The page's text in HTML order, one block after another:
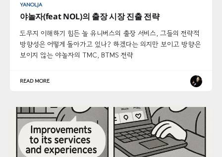
YANOLJA
야놀자(feat NOL)의 출장 시장 진출 전략
도무지 이해하기 힘든 놀 유니버스의 출장 서비스, 그들의 전략적
방향성은 어떻게 돌아가고 있나? 하겠다는 의지만 보이고 방향은
보이지 않는 야놀자의 TMC, BTMS 전략
READ MORE